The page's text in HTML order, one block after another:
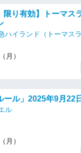
限り有効】トーマス
ハイランド（トーマスラ
月）
ール」2025年9月22
ル
月）